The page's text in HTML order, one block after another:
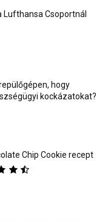
Csoportnál
hogy
kockázatokat?
Chip Cookie recept